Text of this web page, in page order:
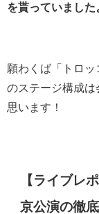
を貰っていました
願わくば「トロ
のステージ構成は
思います！
【ライブレ
京公演の徹